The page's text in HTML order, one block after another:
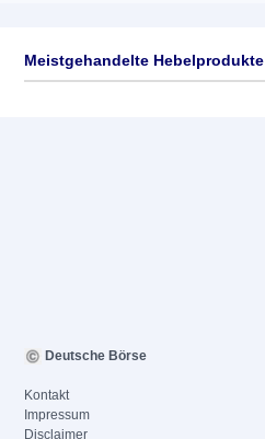
Meistgehandelte Hebelprodukte
Deutsche Börse
Kontakt
Impressum
Disclaimer